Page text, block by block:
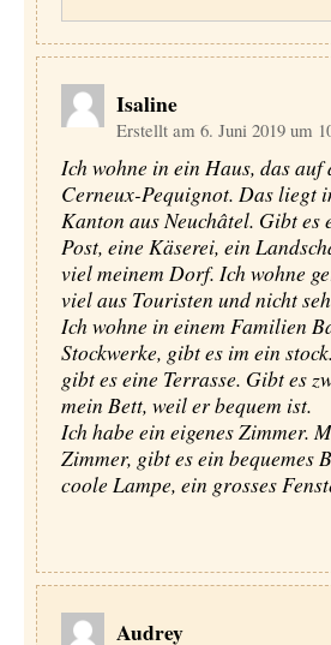
Isaline
Erstellt am 6. Juni 2019 um
Ich wohne in ein Haus, das
Cerneux-Pequignot. Das liegt
Kanton aus Neuchâtel. Gibt es
Post, eine Käserei, ein
viel meinem Dorf. Ich wohne
viel aus Touristen und nicht
Ich wohne in einem Familien
Stockwerke, gibt es im ein
gibt es eine Terrasse. Gibt es
mein Bett, weil er bequem ist.
Ich habe ein eigenes Zimmer.
Zimmer, gibt es ein bequemes
coole Lampe, ein grosses
Audrey